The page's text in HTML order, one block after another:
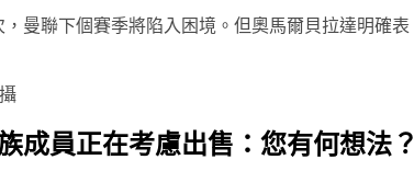
曼聯下個賽季將陷入困境。但奧馬爾貝拉達明確表
成員正在考慮出售：您有何想法？